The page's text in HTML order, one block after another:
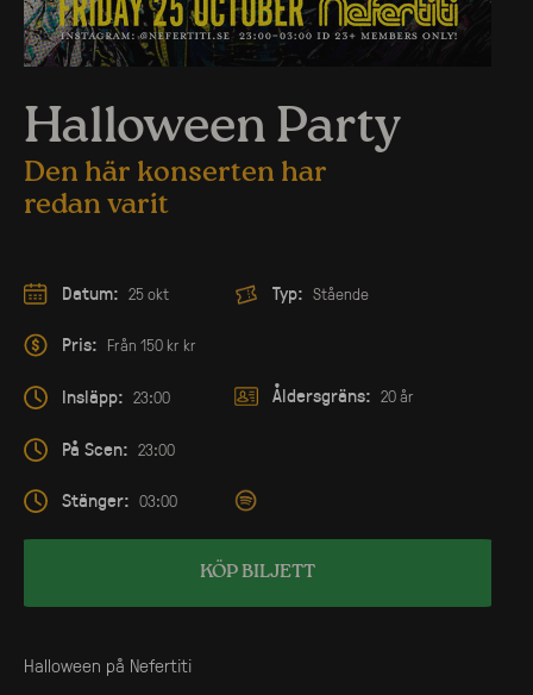
Halloween Party
Den här konserten har
redan varit
Datum: 25 okt
Pris: Från 150 kr kr
Insläpp: 23:00
På Scen: 23:00
Stänger: 03:00
Typ: Stående
Åldersgräns: 20 år
KÖP BILJETT
Halloween på Nefertiti